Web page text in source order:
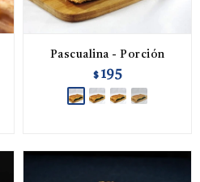
Pascualina - Porción
$ 195